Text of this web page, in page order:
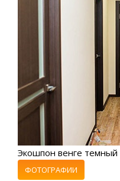
Экошпон венге темный
ФОТОГРАФИИ